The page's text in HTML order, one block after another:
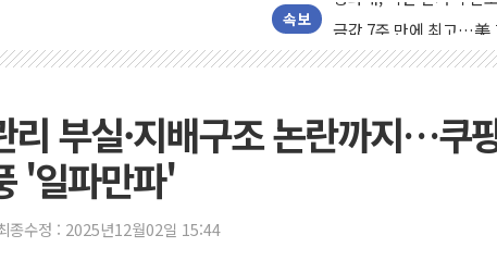
속보
금값 7주 만에 최고…美
[인도증시] 중동 긴장 완
[베트남 증시] 지수 하
'월가의 황제' 다이먼 "
양주 섬유염색공장서
김정관 산업부 장관 "
해군 1함대 창설 80주
리 부실·지배구조 논란까지…쿠
'일파만파'
종수정 : 2025년12월02일 15:44